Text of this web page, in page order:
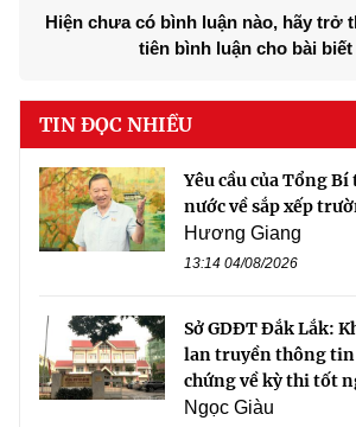
Hiện chưa có bình luận nào, hãy trở
tiên bình luận cho bài biết
TIN ĐỌC NHIỀU
Yêu cầu của Tổng
nước về sắp xếp
Hương Giang
13:14 04/08/2026
Sở GDĐT Đắk Lắk:
lan truyền thông tin
chứng về kỳ thi tốt
Ngọc Giàu